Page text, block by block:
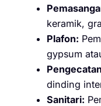
keramik,
Plafon:
gypsum
dinding
Sanitari: